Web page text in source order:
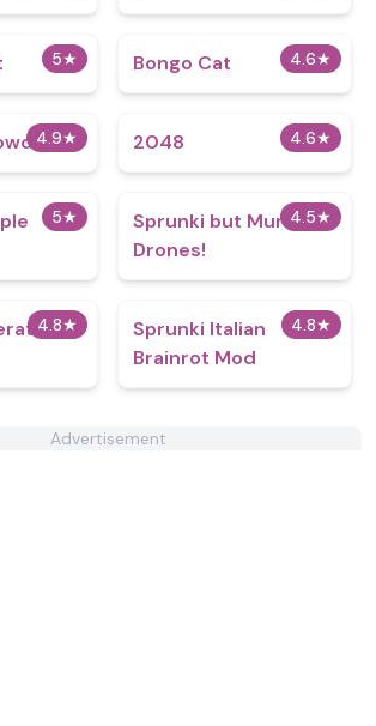
5★ 4.6★
Bongo Cat
4.9★ 4.6★
2048
5★ 4.5★
Sprunki but Murder
Drones!
4.8★ 4.8★
Sprunki Italian
Brainrot Mod
Advertisement